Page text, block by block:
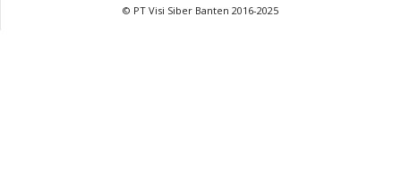
© PT Visi Siber Banten 2016-2025